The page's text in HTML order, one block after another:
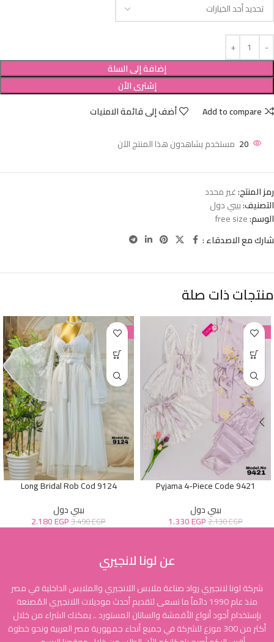
إضافة إلى السلة
إشترى الأن
Add to compare
أضف إلى قائمة الامنيات
20 مستخدم يشاهدون هذا المنتج الآن
رمز المنتج:غير محدد
التصنيف:بيبي دول
الوسم:free size
شارك مع الاصدقاء :
منتجات ذات صلة
-38%
Pyjama 4-Piece Code 9421
بيبي دول
2.130EGP
1.330EGP
-38%
Long Bridal Rob Cod 9124
بيبي دول
3.490EGP
2.180EGP
عن لونا لانجيري
شركة لونا لانجيري رواد صناعة ملابس اللانجيري والملابس الداخلية في مصر
منذ عام 1990 دائماً ما نسعى لتقديم أحدث موديلات اللانجيري المُصنعة
بإستخدام أجود أنواع الأقمشة والساتان المستورد .. يمكنك الشراء من خلال
أكثر من 300 موزع للشركة في جميع أنحاء جمهورية مصر العربية ونحو خطوة